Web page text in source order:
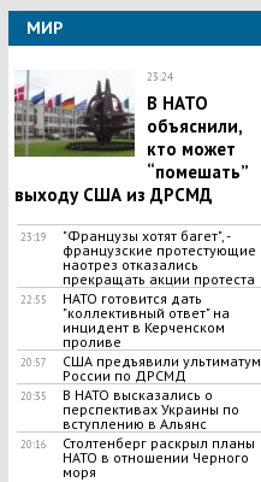
МИР
23:24
В НАТО
объяснили,
кто может
“помешать”
выходу США из ДРСМД
23:19
"Французы хотят багет", -
французские протестующие
наотрез отказались
прекращать акции протеста
22:55
НАТО готовится дать
"коллективный ответ" на
инцидент в Керченском
проливе
20:57
США предъявили ультиматум
России по ДРСМД
20:35
В НАТО высказались о
перспективах Украины по
вступлению в Альянс
20:16
Столтенберг раскрыл планы
НАТО в отношении Черного
моря